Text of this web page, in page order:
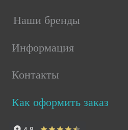
Наши бренды
Информация
Контакты
Как оформить заказ